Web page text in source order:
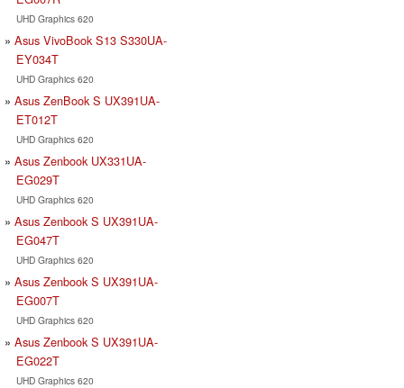
UHD Graphics 620
Asus VivoBook S13 S330UA-
EY034T
UHD Graphics 620
Asus ZenBook S UX391UA-
ET012T
UHD Graphics 620
Asus Zenbook UX331UA-
EG029T
UHD Graphics 620
Asus Zenbook S UX391UA-
EG047T
UHD Graphics 620
Asus Zenbook S UX391UA-
EG007T
UHD Graphics 620
Asus Zenbook S UX391UA-
EG022T
UHD Graphics 620